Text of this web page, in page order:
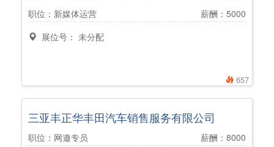
657
职位：新媒体运营
薪酬：5000
展位号： 未分配
三亚丰正华丰田汽车销售服务有限公司
职位：网邀专员
薪酬：8000